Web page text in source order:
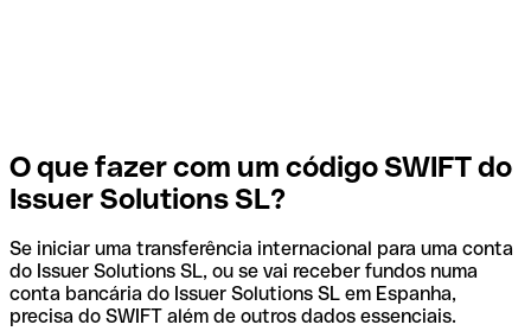
O que fazer com um código SWIFT do
Issuer Solutions SL?
Se iniciar uma transferência internacional para uma conta
do Issuer Solutions SL, ou se vai receber fundos numa
conta bancária do Issuer Solutions SL em Espanha,
precisa do SWIFT além de outros dados essenciais.